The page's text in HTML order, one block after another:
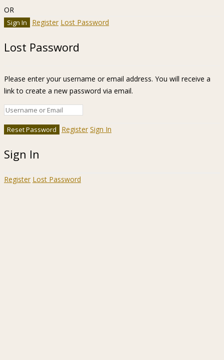
OR
Register Lost Password
Lost Password
Please enter your username or email address. You will receive a
link to create a new password via email.
Register Sign In
Sign In
Register Lost Password